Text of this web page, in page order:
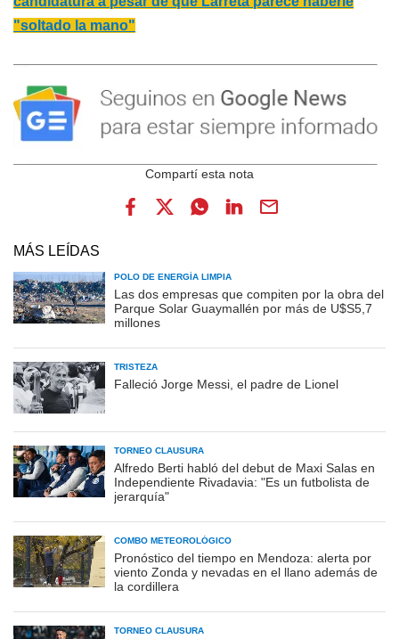
"soltado la mano"
MÁS LEÍDAS
POLO DE ENERGÍA LIMPIA
Las dos empresas que compiten por la obra del
Parque Solar Guaymallén por más de U$S5,7
millones
TRISTEZA
Falleció Jorge Messi, el padre de Lionel
TORNEO CLAUSURA
Alfredo Berti habló del debut de Maxi Salas en
Independiente Rivadavia: "Es un futbolista de
jerarquía"
COMBO METEOROLÓGICO
Pronóstico del tiempo en Mendoza: alerta por
viento Zonda y nevadas en el llano además de
la cordillera
TORNEO CLAUSURA